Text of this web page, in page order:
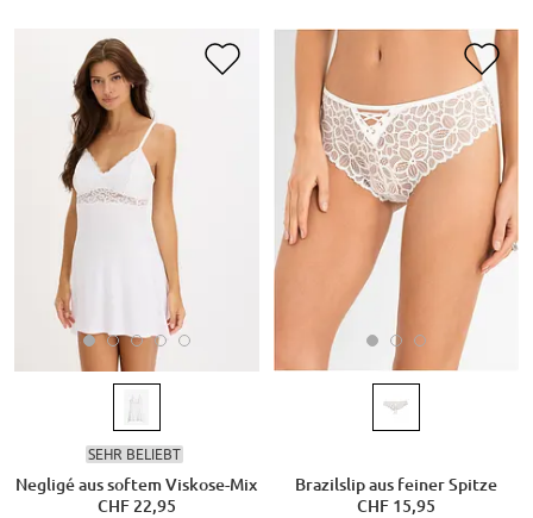
SEHR BELIEBT
Negligé aus softem Viskose-Mix
CHF 22,95
Brazilslip aus feiner Spitze
CHF 15,95